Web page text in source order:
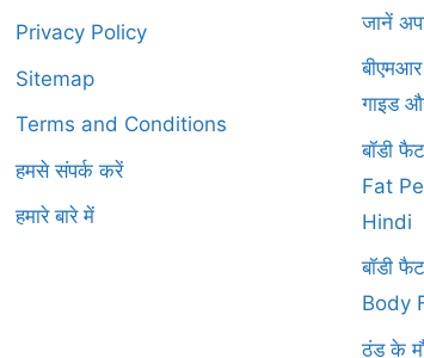
Privacy Policy
Sitemap
Terms and Conditions
हमसे संपर्क करें
हमारे बारे में
जानें
गाइड
बॉडी
Fat
Hindi
बॉडी
Body
ठंड के